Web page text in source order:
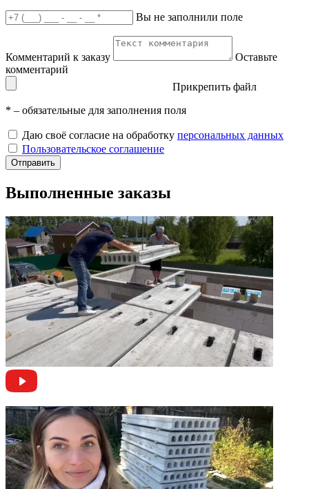
Вы не заполнили поле
Комментарий к заказу
Оставьте
комментарий
Прикрепить файл
* – обязательные для заполнения поля
Даю своё согласие на обработку персональных данных
Пользовательское соглашение
Отправить
Выполненные заказы